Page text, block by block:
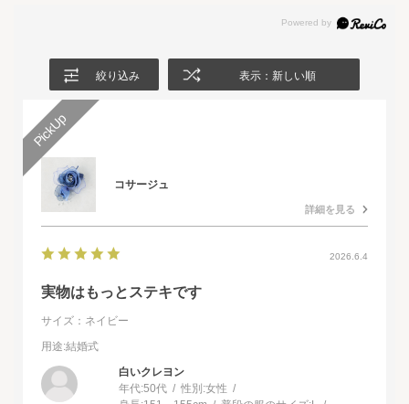
絞り込み 表示：新しい順
コサージュ
詳細を見る
2026.6.4
実物はもっとステキです
サイズ：ネイビー
用途:結婚式
白いクレヨン
年代:50代 性別:女性